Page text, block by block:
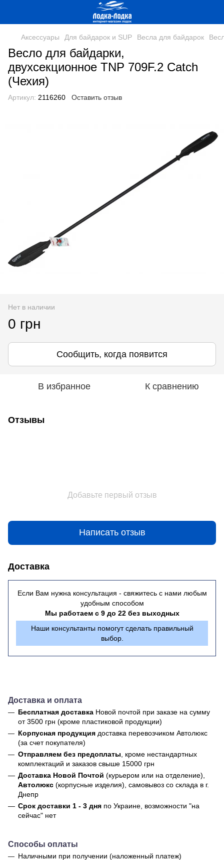
Аксессуары Для байдарок и SUP Весла для байдарок
Весло для байдарки,
двухсекционное TNP 709F.2 Catch
(Чехия)
Артикул: 2116260 Оставить отзыв
Нет в наличии
0 грн
Сообщить, когда появится
В избранное К сравнению
Отзывы
Добавьте первый отзыв
Написать отзыв
Доставка
Если Вам нужна консультация - свяжитесь с нами любым
удобным способом
Мы работаем с 9 до 22 без выходных
Наши консультанты помогут сделать правильный
выбор.
Доставка и оплата
Бесплатная доставка Новой почтой при заказе на сумму
от 3500 грн (кроме пластиковой продукции)
Корпусная продукция доставка перевозчиком Автолюкс
(за счет покупателя)
Отправляем без предоплаты , кроме нестандартных
комплектаций и заказов свыше 15000 грн
Доставка Новой Почтой (курьером или на отделение),
Автолюкс (корпусные изделия), самовывоз со склада в г.
Днепр
Срок доставки 1 - 3 дня по Украине, возможности "на
сейчас" нет
Способы оплаты
Наличными при получении (наложенный платеж)